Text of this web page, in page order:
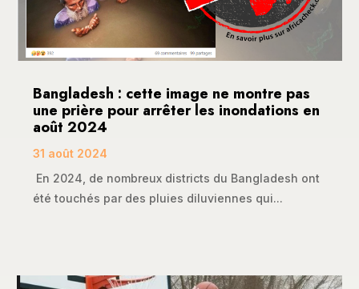
Bangladesh : cette image ne montre pas
une prière pour arrêter les inondations en
août 2024
31 août 2024
En 2024, de nombreux districts du Bangladesh ont
été touchés par des pluies diluviennes qui...